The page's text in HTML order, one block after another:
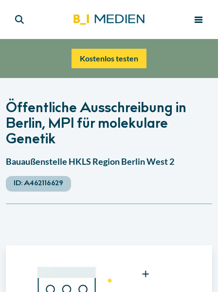
Kostenlos testen
Öffentliche Ausschreibung in
Berlin, MPI für molekulare
Genetik
Bauaußenstelle HKLS Region Berlin West 2
ID:A462116629